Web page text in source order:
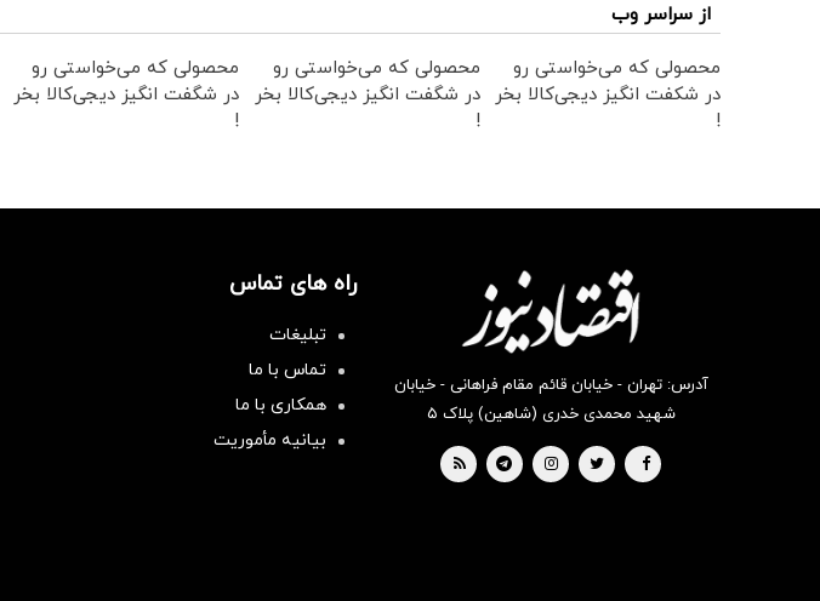
از سراسر وب
محصولی که می‌خواستی رو
در شکفت انگیز دیجی‌کالا بخر
!
محصولی که می‌خواستی رو
در شگفت انگیز دیجی‌کالا بخر
!
محصولی که می‌خواستی رو
در شگفت انگیز دیجی‌کالا بخر
!
آدرس: تهران - خیابان قائم مقام فراهانی - خیابان
شهید محمدی خدری (شاهین) پلاک ۵
راه های تماس
تبلیغات
تماس با ما
همکاری با ما
بیانیه مأموریت